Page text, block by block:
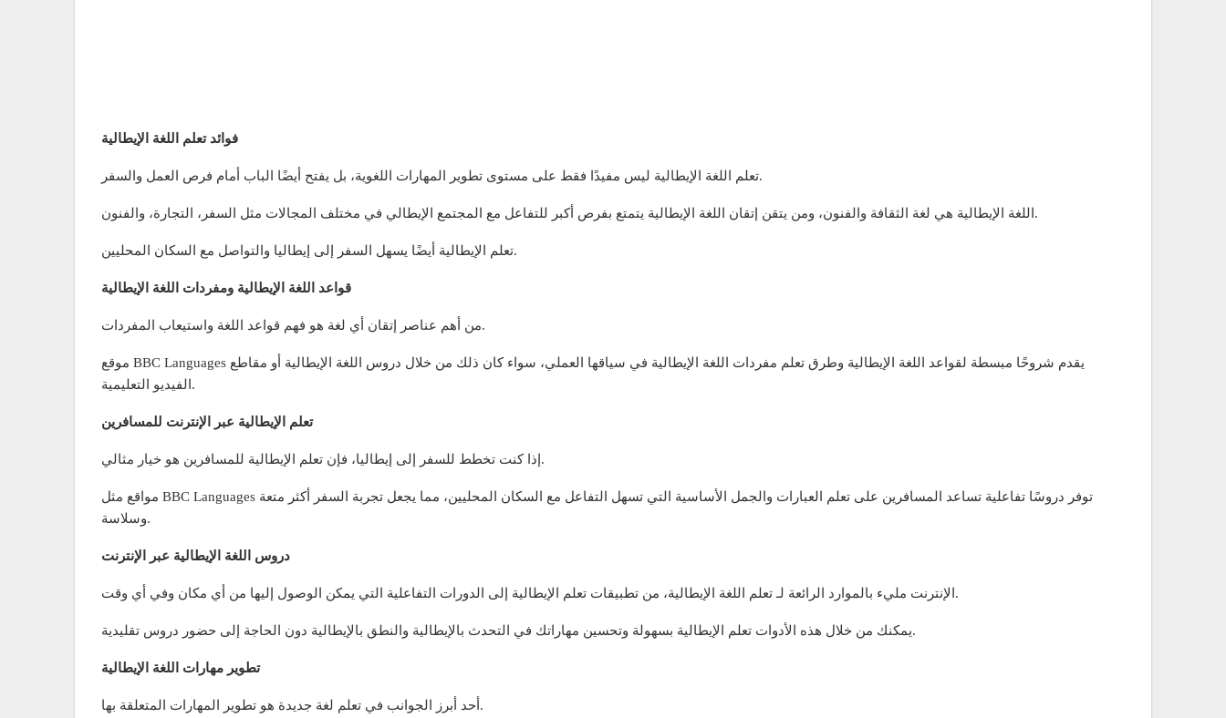
فوائد تعلم اللغة الإيطالية
تعلم اللغة الإيطالية ليس مفيدًا فقط على مستوى تطوير المهارات اللغوية، بل يفتح أيضًا الباب أمام فرص العمل والسفر.
اللغة الإيطالية هي لغة الثقافة والفنون، ومن يتقن إتقان اللغة الإيطالية يتمتع بفرص أكبر للتفاعل مع المجتمع الإيطالي في مختلف المجالات مثل السفر، التجارة، والفنون.
تعلم الإيطالية أيضًا يسهل السفر إلى إيطاليا والتواصل مع السكان المحليين.
قواعد اللغة الإيطالية ومفردات اللغة الإيطالية
من أهم عناصر إتقان أي لغة هو فهم قواعد اللغة واستيعاب المفردات.
موقع BBC Languages يقدم شروحًا مبسطة لقواعد اللغة الإيطالية وطرق تعلم مفردات اللغة الإيطالية في سياقها العملي، سواء كان ذلك من خلال دروس اللغة الإيطالية أو مقاطع
الفيديو التعليمية.
تعلم الإيطالية عبر الإنترنت للمسافرين
إذا كنت تخطط للسفر إلى إيطاليا، فإن تعلم الإيطالية للمسافرين هو خيار مثالي.
مواقع مثل BBC Languages توفر دروسًا تفاعلية تساعد المسافرين على تعلم العبارات والجمل الأساسية التي تسهل التفاعل مع السكان المحليين، مما يجعل تجربة السفر أكثر متعة
وسلاسة.
دروس اللغة الإيطالية عبر الإنترنت
الإنترنت مليء بالموارد الرائعة لـ تعلم اللغة الإيطالية، من تطبيقات تعلم الإيطالية إلى الدورات التفاعلية التي يمكن الوصول إليها من أي مكان وفي أي وقت.
يمكنك من خلال هذه الأدوات تعلم الإيطالية بسهولة وتحسين مهاراتك في التحدث بالإيطالية والنطق بالإيطالية دون الحاجة إلى حضور دروس تقليدية.
تطوير مهارات اللغة الإيطالية
أحد أبرز الجوانب في تعلم لغة جديدة هو تطوير المهارات المتعلقة بها.